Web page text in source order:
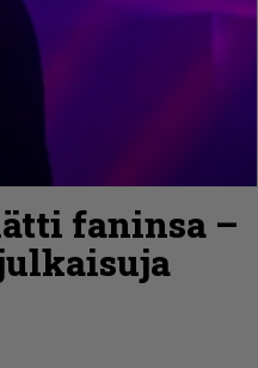
faninsa –